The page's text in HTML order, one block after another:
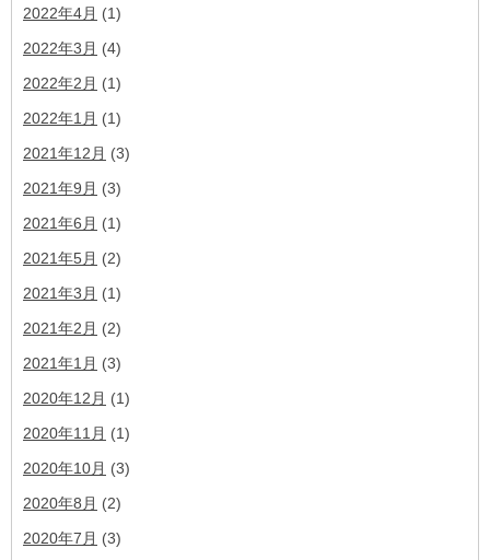
2022年4月 (1)
2022年3月 (4)
2022年2月 (1)
2022年1月 (1)
2021年12月 (3)
2021年9月 (3)
2021年6月 (1)
2021年5月 (2)
2021年3月 (1)
2021年2月 (2)
2021年1月 (3)
2020年12月 (1)
2020年11月 (1)
2020年10月 (3)
2020年8月 (2)
2020年7月 (3)